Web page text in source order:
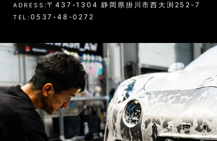
ADRESS: 〒437-1304 静岡県掛川市西大渕252-7
TEL: 0537-48-0272